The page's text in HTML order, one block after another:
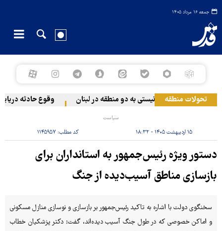
جمعه ۱۶ مرداد ۱۴۰۵
تحولات منطقه
حمله رژیم صهیونیستی به دو منطقه در لبنان وقوع حادثه
سیاست
۱۵ اردیبهشت ۱۴۰۵ - ۱۸:۳۲ کد مطلب: ۱۱۴۵۹۵۷
دستور ویژه رئیس‌جمهور به استانداران برای
بازسازی مناطق آسیب‌دیده از جنگ
سخنگوی دولت با اشاره به تاکید رئیس‌جمهور بر بازسازی و نوسازی منازل مسکونی
و اماکن خصوصی که در طول جنگ آسیب دیده‌اند، گفت: دکتر پزشکیان خطاب